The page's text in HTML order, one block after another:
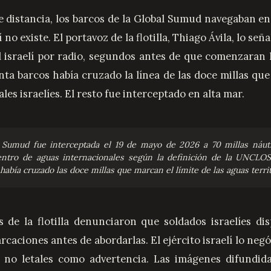
distancia, los barcos de la Global Sumud navegaban
no existe. El portavoz de la flotilla, Thiago Ávila, lo
israelí por radio, segundos antes de que comenzaran
barcos había cruzado la línea de las doce millas
israelíes. El resto fue interceptado en alta mar.
fue interceptada el 19 de mayo de 2026 a 70 millas
de aguas internacionales según la definición de la
cruzado las doce millas que marcan el límite de las aguas
de la flotilla denunciaron que soldados israelíes
antes de abordarlas. El ejército israelí lo
letales como advertencia. Las imágenes